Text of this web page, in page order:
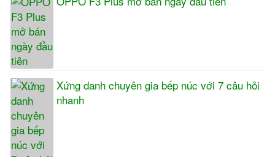
Xứng danh chuyên gia bếp núc với 7 câu hỏi
nhanh